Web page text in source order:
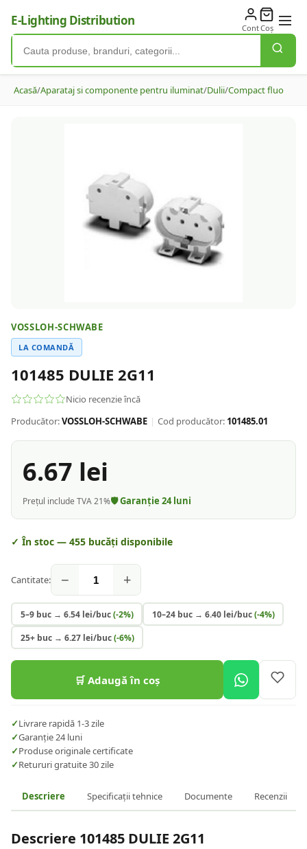
E-Lighting Distribution ContCoș
Acasă/Aparataj si componente pentru iluminat/Dulii/Compact fluo
VOSSLOH-SCHWABE
LA COMANDĂ
101485 DULIE 2G11
Nicio recenzie încă
Producător:VOSSLOH-SCHWABE | Cod producător: 101485.01
6.67 lei
Prețul include TVA 21%🛡️ Garanție 24luni
✓ În stoc — 455 bucăți disponibile
Cantitate: − +
5–9 buc→ 6.54lei/buc(-2%) 10–24 buc→ 6.40lei/buc(-4%)
25+ buc→ 6.27lei/buc(-6%)
🛒 Adaugă în coș
✓Livrare rapidă 1-3 zile
✓Garanție 24 luni
✓Produse originale certificate
✓Retururi gratuite 30 zile
Descriere Specificații tehnice Documente Recenzii
Descriere 101485 DULIE 2G11